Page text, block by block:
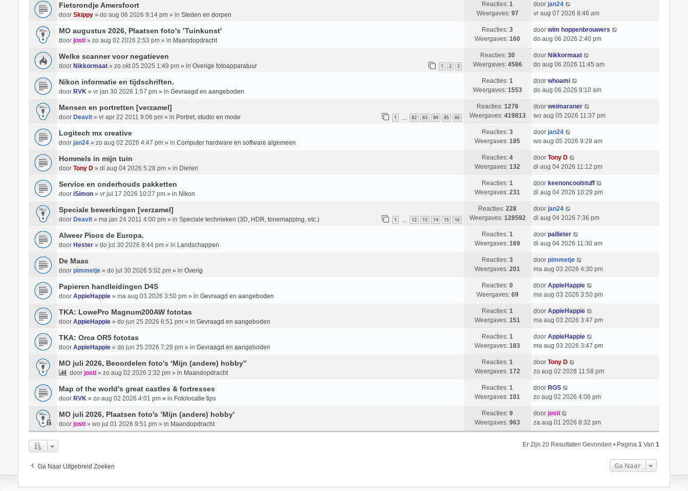
Fietsrondje Amersfoort
door Skippy» do aug 06 2026 9:14 pm » in Steden en dorpen
Reacties:1
Weergaves: 97
door jan24
vr aug 07 2026 8:46 am
MO augustus 2026, Plaatsen foto's ’Tuinkunst'
door josti» zo aug 02 2026 2:53 pm » in Maandopdracht
Reacties:3
Weergaves:160
door wim hoppenbrouwers
do aug 06 2026 2:40 pm
Welke scanner voor negatieven
door Nikkormaat» zo okt 05 2025 1:49 pm » in Overige fotoapparatuur 1 2 3
Reacties: 30
Weergaves: 4586
door Nikkormaat
do aug 06 2026 11:45 am
Nikon informatie en tijdschriften.
door RVK» vr jan 30 2026 1:57 pm » in Gevraagd en aangeboden
Reacties:1
Weergaves: 1553
door whoami
do aug 06 2026 9:10 am
Mensen en portretten [verzamel]
door Deavit» vr apr 22 2011 9:06 pm » in Portret, studio en mode 1 82 83 84 85 86
Reacties: 1276
Weergaves: 419813
door weimaraner
wo aug 05 2026 11:37 pm
Logitech mx creative
door jan24» zo aug 02 2026 4:47 pm » in Computer hardware en software algemeen
Reacties:3
Weergaves:185
door jan24
wo aug 05 2026 9:29 am
Hommels in mijn tuin
door Tony D» di aug 04 2026 5:28 pm » in Dieren
Reacties:4
Weergaves:132
door Tony D
di aug 04 2026 11:12 pm
Service en onderhouds pakketten
door iSimon» vr jul 17 2026 10:27 pm » in Nikon
Reacties:1
Weergaves:231
door keenoncoolstuff
di aug 04 2026 10:29 pm
Speciale bewerkingen [verzamel]
door Deavit» ma jan 24 2011 4:00 pm » in Speciale technieken (3D, HDR, tonemapping, etc.) 1 12 13 14 15 16
Reacties:228
Weergaves: 128592
door jan24
di aug 04 2026 7:36 pm
Alweer Picos de Europa.
door Hester» do jul 30 2026 8:44 pm » in Landschappen
Reacties:1
Weergaves:169
door pallieter
di aug 04 2026 11:30 am
De Maas
door pimmetje» do jul 30 2026 5:02 pm » in Overig
Reacties:3
Weergaves:201
door pimmetje
ma aug 03 2026 4:30 pm
Papieren handleidingen D4S
door AppieHappie» ma aug 03 2026 3:50 pm » in Gevraagd en aangeboden
Reacties:0
Weergaves: 69
door AppieHappie
ma aug 03 2026 3:50 pm
TKA: LowePro Magnum200AW fototas
door AppieHappie» do jun 25 2026 6:51 pm » in Gevraagd en aangeboden
Reacties:1
Weergaves:151
door AppieHappie
ma aug 03 2026 3:47 pm
TKA: Orca OR5 fototas
door AppieHappie» do jun 25 2026 7:29 pm » in Gevraagd en aangeboden
Reacties:1
Weergaves:183
door AppieHappie
ma aug 03 2026 3:47 pm
MO juli 2026, Beoordelen foto's ‘Mijn (andere) hobby'’
door josti» zo aug 02 2026 2:32 pm » in Maandopdracht
Reacties:1
Weergaves:172
door Tony D
zo aug 02 2026 11:58 pm
Map of the world's great castles & fortresses
door RVK» zo aug 02 2026 4:01 pm » in Fotolocatie tips
Reacties:1
Weergaves:101
door RGS
zo aug 02 2026 4:06 pm
MO juli 2026, Plaatsen foto's ’Mijn (andere) hobby'
door josti» wo jul 01 2026 9:51 pm » in Maandopdracht
Reacties:9
Weergaves:963
door josti
za aug 01 2026 8:32 pm
Er Zijn 20 Resultaten Gevonden • Pagina1 Van1
Ga Naar Uitgebreid Zoeken Ga Naar